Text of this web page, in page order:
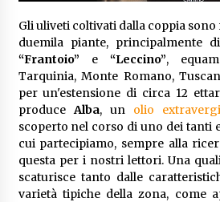
Gli uliveti coltivati dalla coppia
duemila piante, principalmente
“Frantoio” e “Leccino”,
Tarquinia, Monte Romano,
per un'estensione di circa 12
produce Alba, un olio
scoperto nel corso di uno dei tanti
cui partecipiamo, sempre alla
questa per i nostri lettori. Una
scaturisce tanto dalle
varietà tipiche della zona, come